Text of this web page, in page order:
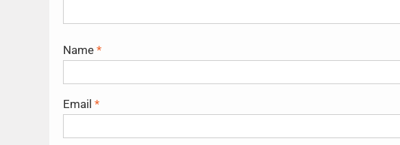
Name *
Email *